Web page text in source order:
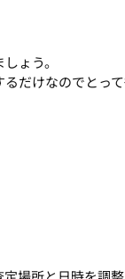
ょう。
だけなのでとって